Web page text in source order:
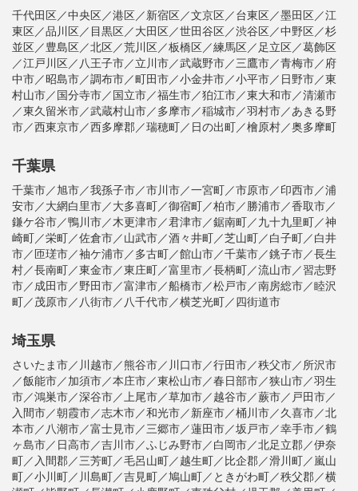
千代田区／中央区／港区／新宿区／文京区／台東区／墨田区／江
東区／品川区／目黒区／大田区／世田谷区／渋谷区／中野区／杉
並区／豊島区／北区／荒川区／板橋区／練馬区／足立区／葛飾区
／江戸川区／八王子市／立川市／武蔵野市／三鷹市／青梅市／府
中市／昭島市／調布市／町田市／小金井市／小平市／日野市／東
村山市／国分寺市／国立市／福生市／狛江市／東大和市／清瀬市
／東久留米市／武蔵村山市／多摩市／稲城市／羽村市／あきる野
市／西東京市／西多摩郡／瑞穂町／日の出町／檜原村／奥多摩町
千葉県
千葉市／旭市／我孫子市／市川市／一宮町／市原市／印西市／浦
安市／大網白里市／大多喜町／御宿町／柏市／勝浦市／香取市／
鎌ケ谷市／鴨川市／木更津市／君津市／鋸南町／九十九里町／神
崎町／栄町／佐倉市／山武市／酒々井町／芝山町／白子町／白井
市／匝瑳市／袖ケ浦市／多古町／館山市／千葉市／銚子市／長生
村／長南町／東金市／東庄町／富里市／長柄町／流山市／習志野
市／成田市／野田市／富津市／船橋市／松戸市／南房総市／睦沢
町／茂原市／八街市／八千代市／横芝光町／四街道市
埼玉県
さいたま市／川越市／熊谷市／川口市／行田市／秩父市／所沢市
／飯能市／加須市／本庄市／東松山市／春日部市／狭山市／羽生
市／鴻巣市／深谷市／上尾市／草加市／越谷市／蕨市／戸田市／
入間市／朝霞市／志木市／和光市／新座市／桶川市／久喜市／北
本市／八潮市／富士見市／三郷市／蓮田市／坂戸市／幸手市／鶴
ヶ島市／日高市／吉川市／ふじみ野市／白岡市／北足立郡／伊奈
町／入間郡／三芳町／毛呂山町／越生町／比企郡／滑川町／嵐山
町／小川町／川島町／吉見町／鳩山町／ときがわ町／秩父郡／横